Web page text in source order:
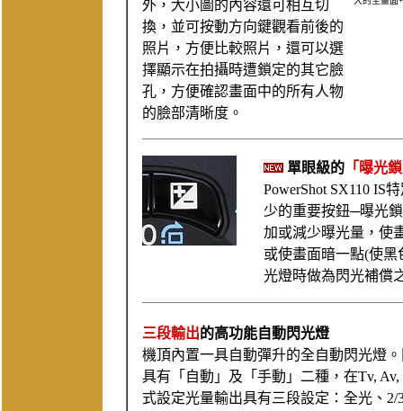
外，大小圖的內容還可相互切
換，並可按動方向鍵觀看前後的
照片，方便比較照片，還可以選
擇顯示在拍攝時遭鎖定的其它臉
孔，方便確認畫面中的所有人物
的臉部清晰度。
單眼級的「曝光
PowerShot SX110 IS
少的重要按鈕─曝光
加或減少曝光量，使
或使畫面暗一點(使
光燈時做為閃光補償
三段輸出的高功能自動閃光燈
機頂內置一具自動彈升的全自動閃光燈
具有「自動」及「手動」二種，在Tv,
式設定光量輸出具有三段設定：全光、2/